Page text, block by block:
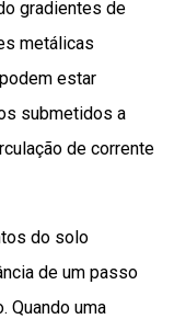
gradientes de
metálicas
estar
submetidos a
de corrente
do solo
de um passo
Quando uma